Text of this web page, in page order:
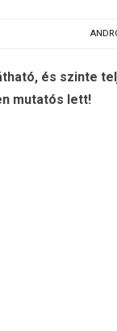
és szinte
mutatós lett!